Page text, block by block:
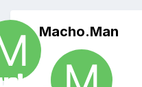
Macho.Man